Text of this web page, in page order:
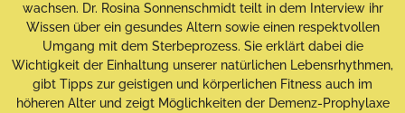
wachsen. Dr. Rosina Sonnenschmidt teilt in dem Interview ihr
Wissen über ein gesundes Altern sowie einen respektvollen
Umgang mit dem Sterbeprozess. Sie erklärt dabei die
Wichtigkeit der Einhaltung unserer natürlichen Lebensrhythmen,
gibt Tipps zur geistigen und körperlichen Fitness auch im
höheren Alter und zeigt Möglichkeiten der Demenz-Prophylaxe